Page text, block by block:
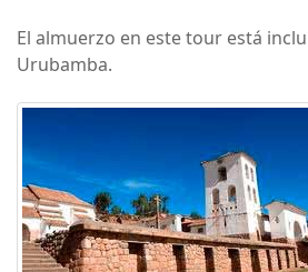
El almuerzo en este tour está
Urubamba.